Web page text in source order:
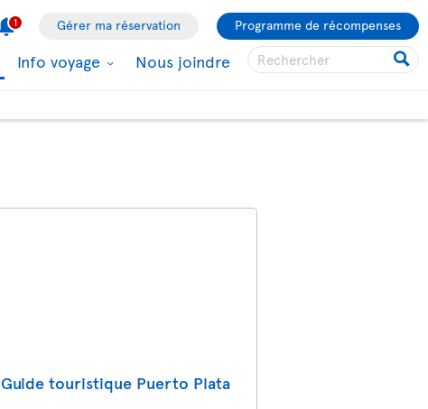
1 Gérer ma réservation Programme de récompenses
Info voyage Nous joindre
Guide touristique Puerto Plata